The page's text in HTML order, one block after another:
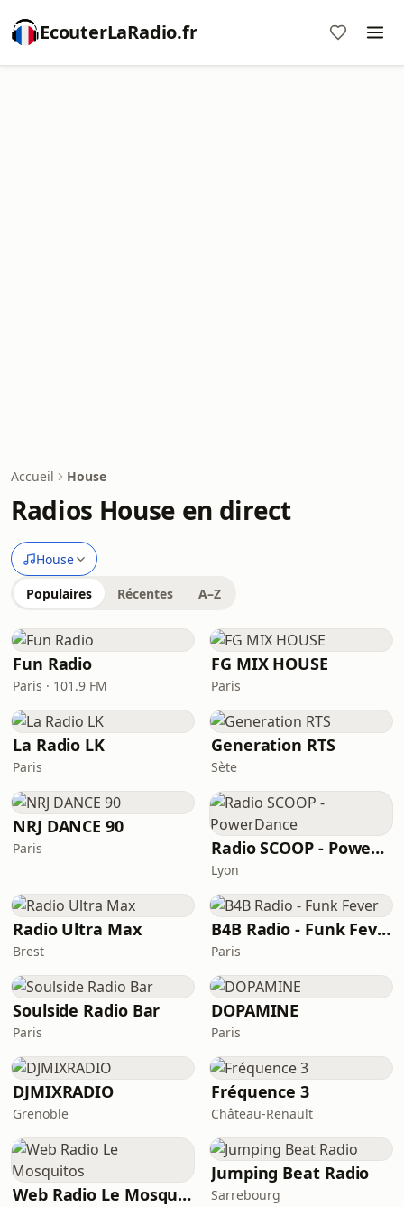
EcouterLaRadio.fr
Accueil House
Radios House en direct
House
Populaires Récentes A–Z
Fun Radio
Paris · 101.9 FM
FG MIX HOUSE
Paris
La Radio LK
Paris
Generation RTS
Sète
NRJ DANCE 90
Paris Radio SCOOP - PowerDance
Lyon
Radio Ultra Max
Brest
B4B Radio - Funk Fever
Paris
Soulside Radio Bar
Paris
DOPAMINE
Paris
DJMIXRADIO
Grenoble
Fréquence 3
Château-Renault
Web Radio Le Mosquitos
Jumping Beat Radio
Sarrebourg